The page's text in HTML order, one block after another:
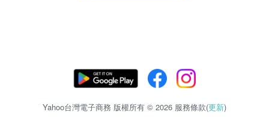
Yahoo台灣電子商務 版權所有 © 2026 服務條款(更新)